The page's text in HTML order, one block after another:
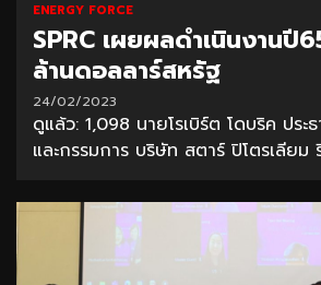
ENERGY FORCE
SPRC เผยผลดำเนินงานปี
ล้านดอลลาร์สหรัฐ
24/02/2023
ดูแล้ว: 1,098 นายโรเบิร์ต โดบริค ประ
และกรรมการ บริษัท สตาร์ ปิโตรเลียม